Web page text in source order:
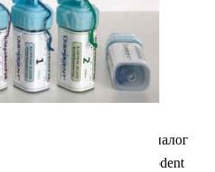
без пропитки № 1 - аналог
шт. Производитель: Dispodent